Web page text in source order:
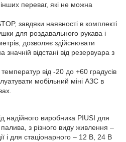
переваг, які не можна
завдяки наявності в комплекті
для роздавального рукава і
дозволяє здійснювати
відстані від резервуара з
від -20 до +60 градусів
мобільний міні АЗС в
надійного виробника PIUSI для
з різного виду живлення –
і для стаціонарного – 12 В, 24 В